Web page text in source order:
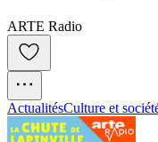
ARTE Radio
ActualitésCulture et